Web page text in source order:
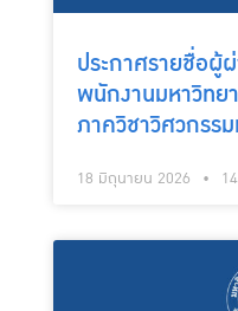
ประกาศรายชื่อผู้
พนักงานมหาวิทย
ภาควิชาวิศวกรรม
18 มิถุนายน 2026